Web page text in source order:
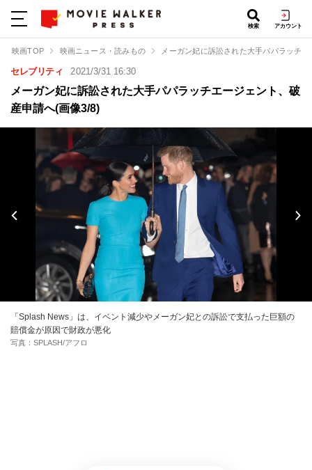
検索 アカウント
映画TOP 映画ニュース・読みもの メーガン妃に訴訟された大手パパラッチ
セレブリティ 2021/3/31 16:30
メーガン妃に訴訟された大手パパラッチエージェント、破
産申請へ(画像3/8)
「Splash News」は、イベント減少やメーガン妃との訴訟で支払った巨額の
賠償金が原因で財政が悪化
写真：SPLASH/アフロ